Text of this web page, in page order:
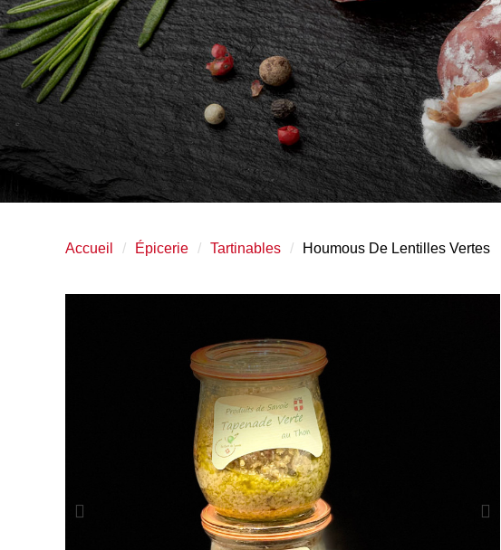
Accueil Épicerie Tartinables Houmous De Lentilles Vertes